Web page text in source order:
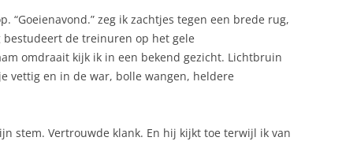
“Goeienavond.” zeg ik zachtjes tegen een brede rug,
de treinuren op het gele
omdraait kijk ik in een bekend gezicht. Lichtbruin
vettig en in de war, bolle wangen, heldere
stem. Vertrouwde klank. En hij kijkt toe terwijl ik van